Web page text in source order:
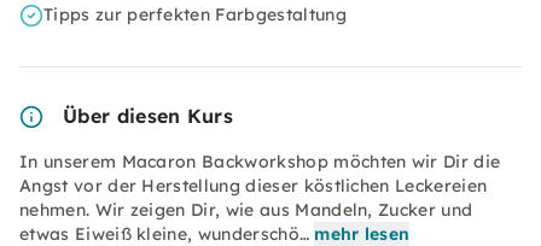
Tipps zur perfekten Farbgestaltung
Über diesen Kurs
In unserem Macaron Backworkshop möchten wir Dir die
Angst vor der Herstellung dieser köstlichen Leckereien
nehmen. Wir zeigen Dir, wie aus Mandeln, Zucker und
etwas Eiweiß kleine, wunderschö… mehr lesen